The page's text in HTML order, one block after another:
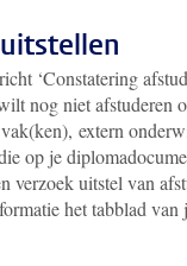
‘Constatering
nog niet afstuderen
extern
op je
verzoek uitstel van
het tabblad van